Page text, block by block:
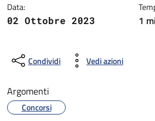
Data:
02 Ottobre 2023
1
Condividi Vedi azioni
Argomenti
Concorsi